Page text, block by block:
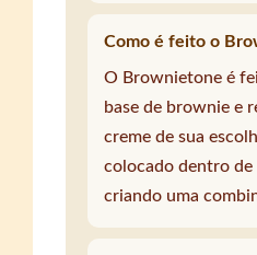
Como é feito o
O Brownietone é
base de brownie e
creme de sua
colocado dentro de
criando uma